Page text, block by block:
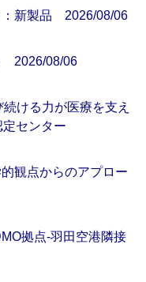
：新製品 2026/08/06
2026/08/06
ける力が医療を支え
センター
観点からのアプロー
拠点‐羽田空港隣接